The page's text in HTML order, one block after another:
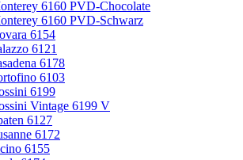
6160 PVD-Chocolate
6160 PVD-Schwarz
6154
6121
6178
6103
6199
Vintage 6199 V
6127
6172
6155